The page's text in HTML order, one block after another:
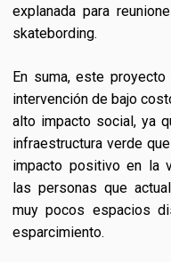
explanada para
skatebording.
En suma, este proyecto
intervención de bajo
alto impacto social, ya
infraestructura verde
impacto positivo en la
las personas que
muy pocos espacios
esparcimiento.